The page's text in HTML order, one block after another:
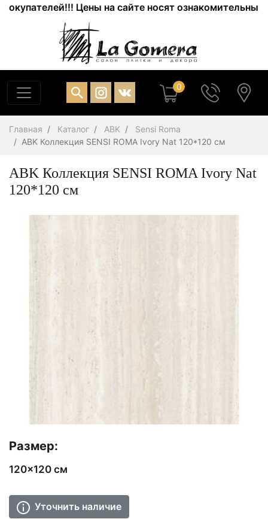
Цены на сайте носят ознакомительный
0
Главная Каталог ABK
Sensi Roma
ABK Коллекция SENSI ROMA Ivory Nat 120*120 см
ABK Коллекция SENSI ROMA Ivory Nat
120*120 см
Размер:
120x120 см
Уточнить наличие